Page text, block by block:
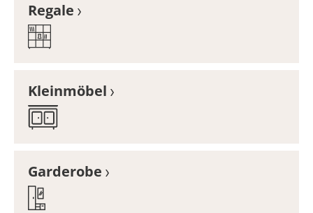
Regale
Kleinmöbel
Garderobe